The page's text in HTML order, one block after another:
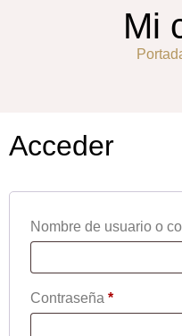
Mi
Acceder
Nombre de usuario o
Contraseña *